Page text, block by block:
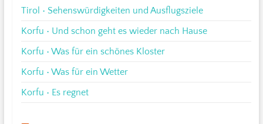
Tirol • Sehenswürdigkeiten und Ausflugsziele
Korfu • Und schon geht es wieder nach Hause
Korfu • Was für ein schönes Kloster
Korfu • Was für ein Wetter
Korfu • Es regnet